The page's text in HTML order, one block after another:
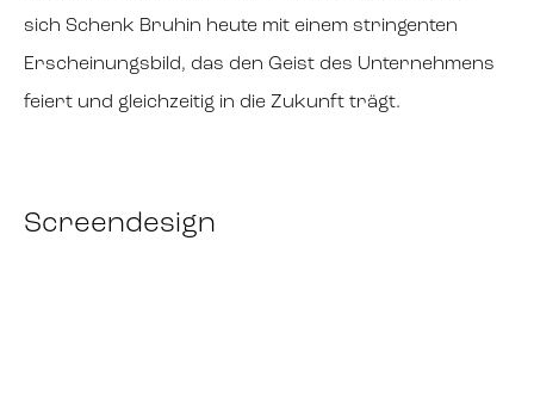
sich Schenk Bruhin heute mit einem stringenten
Erscheinungsbild, das den Geist des Unternehmens
feiert und gleichzeitig in die Zukunft trägt.
Screendesign